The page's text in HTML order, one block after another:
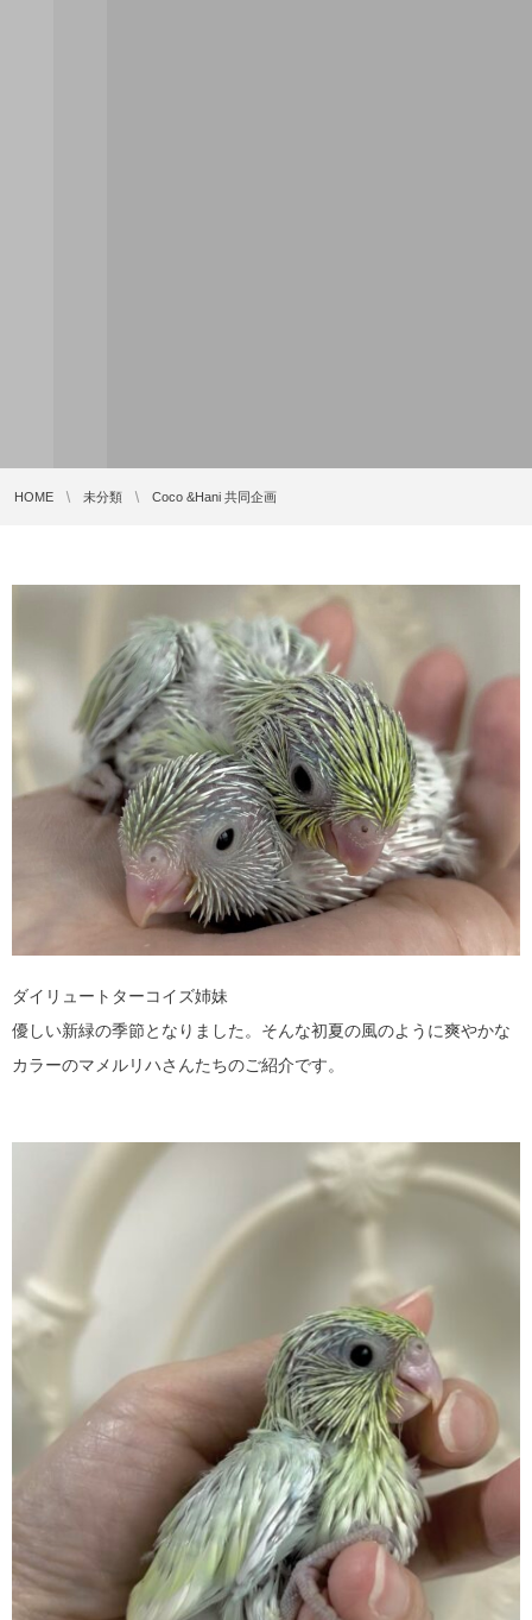
HOME 未分類 Coco &Hani 共同企画
ダイリュートターコイズ姉妹
優しい新緑の季節となりました。そんな初夏の風のように爽やかな
カラーのマメルリハさんたちのご紹介です。